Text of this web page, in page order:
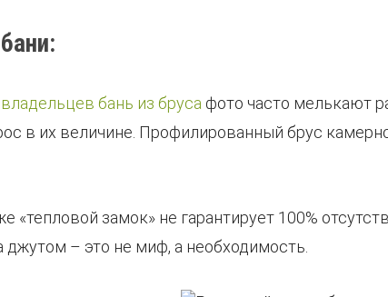
бань из бруса фото часто мелькают
в их величине. Профилированный брус
«тепловой замок» не гарантирует 100%
джутом – это не миф, а необходимость.